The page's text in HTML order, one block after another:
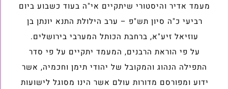
מעמד אדיר והיסטורי שיתקיים אי"ה בעוד כשבוע ביום
רביעי כ"ה סיון תש"פ – ערב הילולת התנא יונתן בן
עוזיאל זיע"א, ברחבת הכותל המערבי בירושלים.
על פי הוראת הרבנים, המעמד יתקיים על פי סדר
התפילה הנהוג והמקובל של יהודי תימן וחכמיה, אשר
ידוע ומפורסם מדורות עולם אשר הינו מסוגל לישועות